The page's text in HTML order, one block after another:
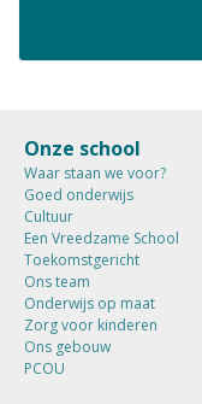
Onze school
Waar staan we voor?
Goed onderwijs
Cultuur
Een Vreedzame School
Toekomstgericht
Ons team
Onderwijs op maat
Zorg voor kinderen
Ons gebouw
PCOU